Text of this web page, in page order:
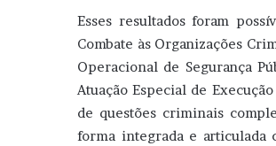
Esses resultados foram
Combate às Organizações
Operacional de Segurança
Atuação Especial de
de questões criminais
forma integrada e articulada